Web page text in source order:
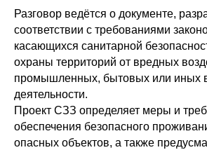
Разговор ведётся о документе,
соответствии с требованиями
касающихся санитарной
охраны территорий от вредных
промышленных, бытовых или иных
деятельности.
Проект СЗЗ определяет меры и
обеспечения безопасного
опасных объектов, а также